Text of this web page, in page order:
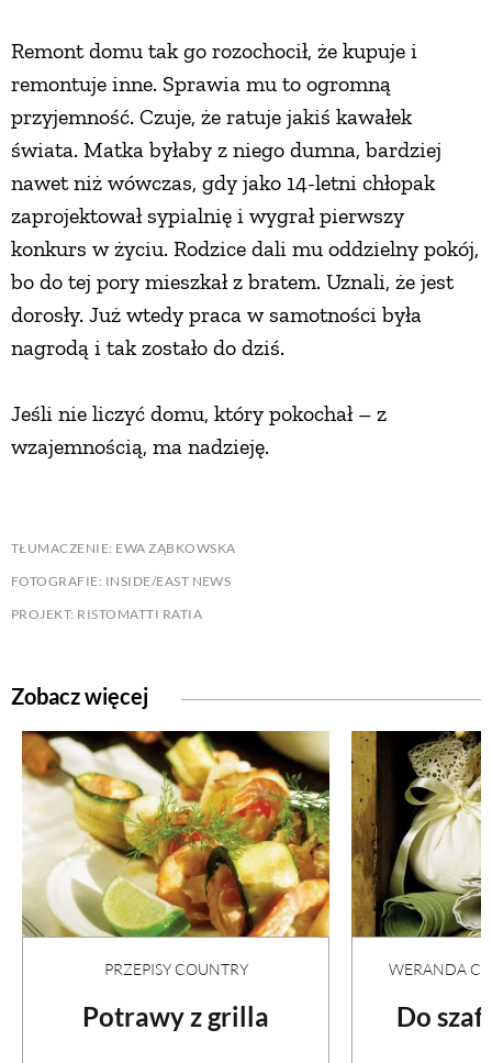
Remont domu tak go rozochocił, że kupuje i
remontuje inne. Sprawia mu to ogromną
przyjemność. Czuje, że ratuje jakiś kawałek
świata. Matka byłaby z niego dumna, bardziej
nawet niż wówczas, gdy jako 14-letni chłopak
zaprojektował sypialnię i wygrał pierwszy
konkurs w życiu. Rodzice dali mu oddzielny pokój,
bo do tej pory mieszkał z bratem. Uznali, że jest
dorosły. Już wtedy praca w samotności była
nagrodą i tak zostało do dziś.
Jeśli nie liczyć domu, który pokochał – z
wzajemnością, ma nadzieję.
TŁUMACZENIE: EWA ZĄBKOWSKA
FOTOGRAFIE: INSIDE/EAST NEWS
PROJEKT: RISTOMATTI RATIA
Zobacz więcej
PRZEPISY COUNTRY
Potrawy z grilla
WERANDA
Do